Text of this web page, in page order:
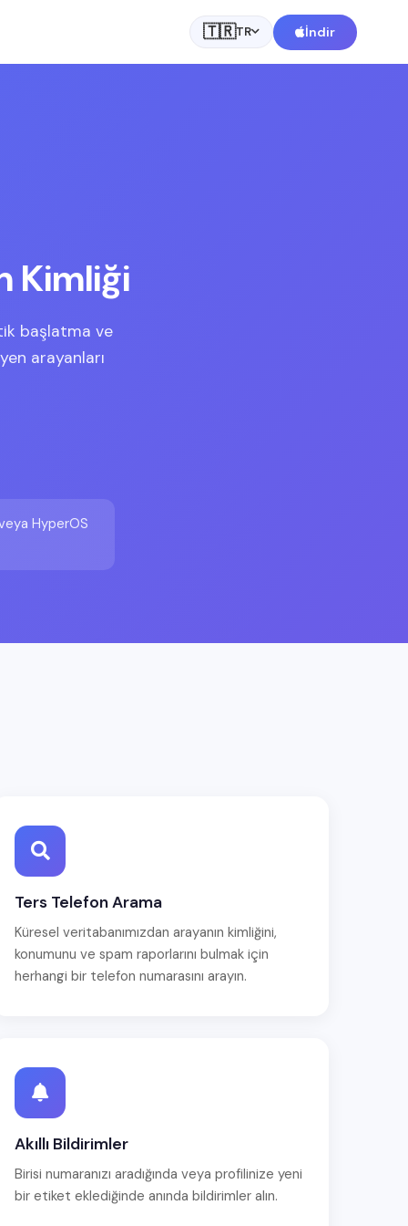
🇹🇷TR İndir
Kimliği
başlatma ve
arayanları
HyperOS
Ters Telefon Arama
Küresel veritabanımızdan arayanın kimliğini,
konumunu ve spam raporlarını bulmak için
herhangi bir telefon numarasını arayın.
Akıllı Bildirimler
Birisi numaranızı aradığında veya profilinize yeni
bir etiket eklediğinde anında bildirimler alın.